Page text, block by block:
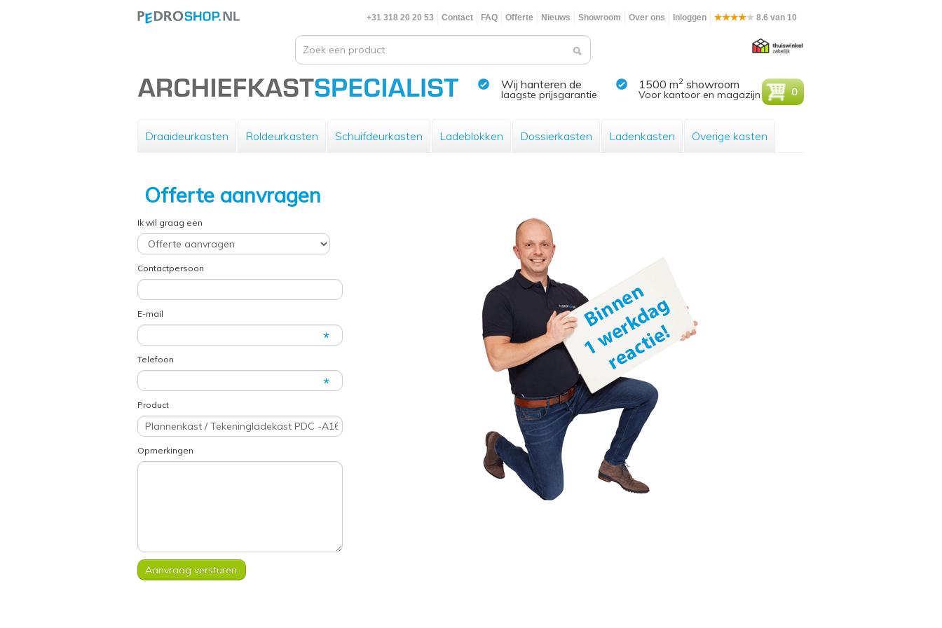
+31 318 20 20 53 Contact FAQ Offerte Nieuws Showroom Over ons Inloggen 8.6 van 10
Wij hanteren de
laagste prijsgarantie
1500 m2 showroom
Voor kantoor en magazijn 0
Draaideurkasten Roldeurkasten Schuifdeurkasten Ladeblokken Dossierkasten Ladenkasten Overige kasten
Offerte aanvragen
Ik wil graag een
Contactpersoon
E-mail
Telefoon
Product
Opmerkingen